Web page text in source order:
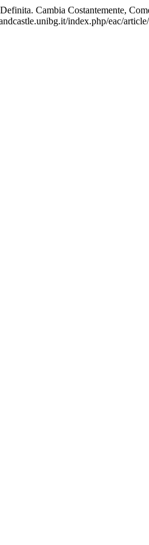
Cambia Costantemente,
index.php/eac/